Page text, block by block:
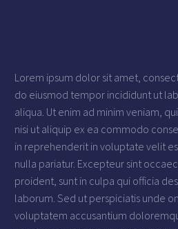
Lorem ipsum dolor sit amet,
do eiusmod tempor incididunt ut
aliqua. Ut enim ad minim veniam,
nisi ut aliquip ex ea commodo
in reprehenderit in voluptate velit
nulla pariatur. Excepteur sint
proident, sunt in culpa qui officia
laborum. Sed ut perspiciatis unde
voluptatem accusantium